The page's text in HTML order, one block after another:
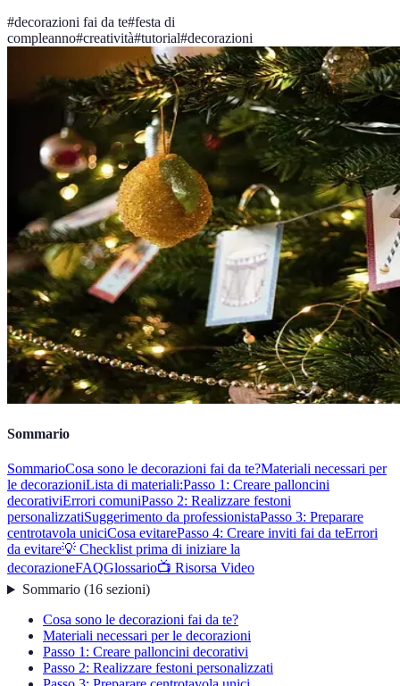
#decorazioni fai da te#festa di
compleanno#creatività#tutorial#decorazioni
Sommario
SommarioCosa sono le decorazioni fai da te?Materiali necessari per
le decorazioniLista di materiali:Passo 1: Creare palloncini
decorativiErrori comuniPasso 2: Realizzare festoni
personalizzatiSuggerimento da professionistaPasso 3: Preparare
centrotavola uniciCosa evitarePasso 4: Creare inviti fai da teErrori
da evitare💡 Checklist prima di iniziare la
decorazioneFAQGlossario📺 Risorsa Video
Sommario(16 sezioni)
Cosa sono le decorazioni fai da te?
Materiali necessari per le decorazioni
Passo 1: Creare palloncini decorativi
Passo 2: Realizzare festoni personalizzati